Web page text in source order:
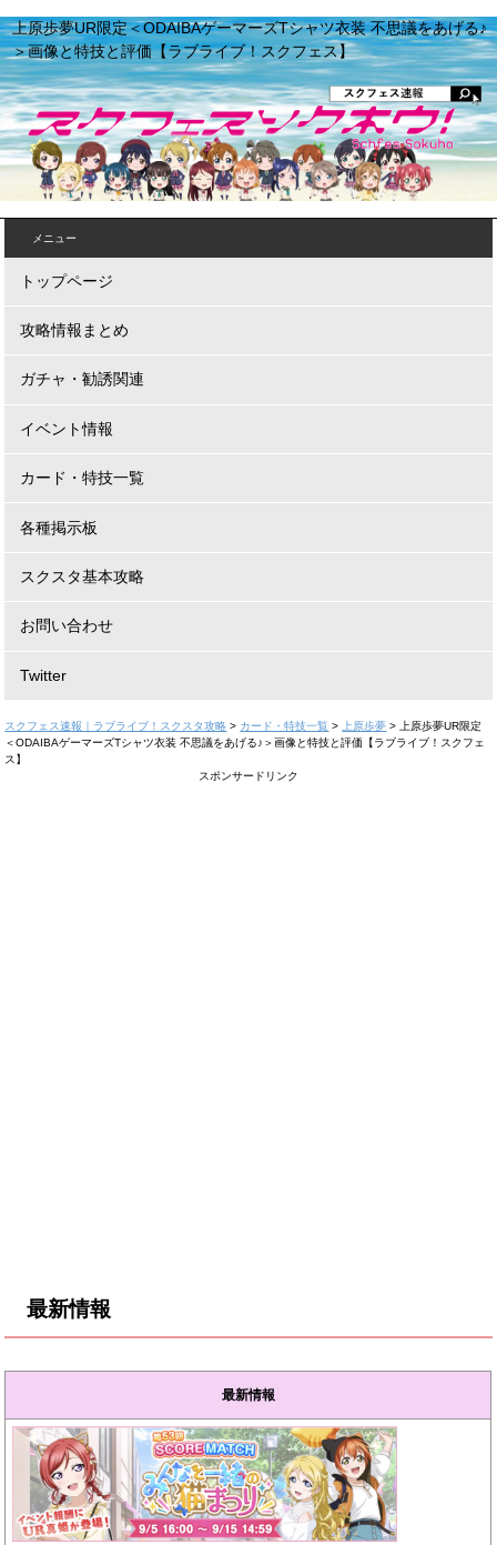
上原歩夢UR限定＜ODAIBAゲーマーズTシャツ衣装 不思議をあげる♪
＞画像と特技と評価【ラブライブ！スクフェス】
メニュー
トップページ
攻略情報まとめ
ガチャ・勧誘関連
イベント情報
カード・特技一覧
各種掲示板
スクスタ基本攻略
お問い合わせ
Twitter
スクフェス速報｜ラブライブ！スクスタ攻略 > カード・特技一覧 > 上原歩夢 >
上原歩夢UR限定
＜ODAIBAゲーマーズTシャツ衣装 不思議をあげる♪＞画像と特技と評価【ラブライブ！スクフェ
ス】
スポンサードリンク
最新情報
最新情報